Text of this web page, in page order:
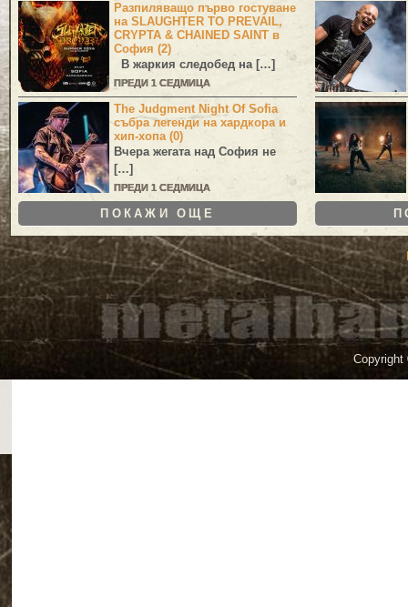
Разпиляващо първо гостуване
на SLAUGHTER TO PREVAIL,
CRYPTA & CHAINED SAINT в
София (2)
В жаркия следобед на […]
ПРЕДИ 1 СЕДМИЦА
The Judgment Night Of Sofia
събра легенди на хардкора и
хип-хопа (0)
Вчера жегата над София не
[…]
ПРЕДИ 1 СЕДМИЦА
ПОКАЖИ ОЩЕ